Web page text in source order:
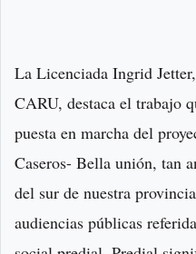
La Licenciada Ingrid
CARU, destaca el trabajo
puesta en marcha del
Caseros- Bella unión, tan
del sur de nuestra
audiencias públicas